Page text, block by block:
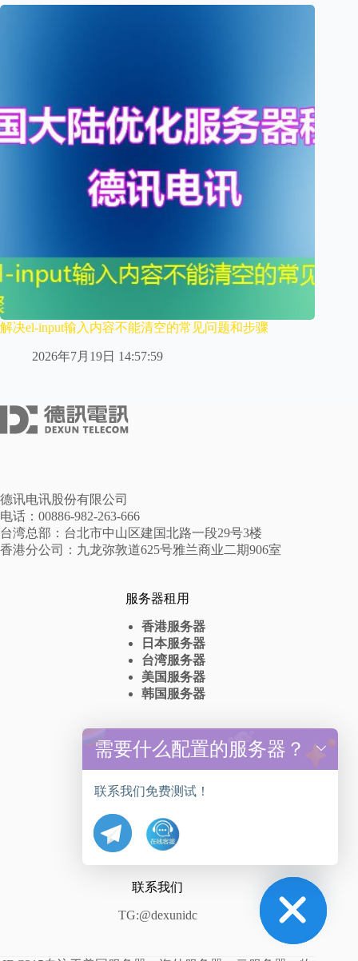
解决el-input输入内容不能清空的常见问题和步骤
2026年7月19日 14:57:59
德讯电讯股份有限公司
电话：00886-982-263-666
台湾总部：台北市中山区建国北路一段29号3楼
香港分公司：九龙弥敦道625号雅兰商业二期906室
服务器租用
香港服务器
日本服务器
台湾服务器
美国服务器
韩国服务器
高防服务器
香港高防服务器出租
台湾高防服务器租赁
日本高防服务器
韩国高防服务器
联系我们
TG:@dexunidc
t
需要什么配置的服务器？
联系我们免费测试！